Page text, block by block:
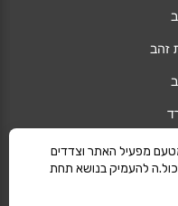
זהב
מפעיל האתר וצדדים
יכול.ה להעמיק בנושא תחת